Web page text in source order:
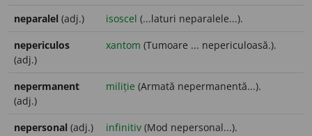
neparalel (adj.) isoscel (...laturi neparalele...).
nepericulos
(adj.)
xantom (Tumoare ... nepericuloasă.).
nepermanent
(adj.)
miliție (Armată nepermanentă...).
nepersonal (adj.) infinitiv (Mod nepersonal...).